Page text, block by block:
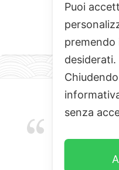
EMOZIONI,
L'ALCHIMIA
Puoi
premendo
desiderati.
senza